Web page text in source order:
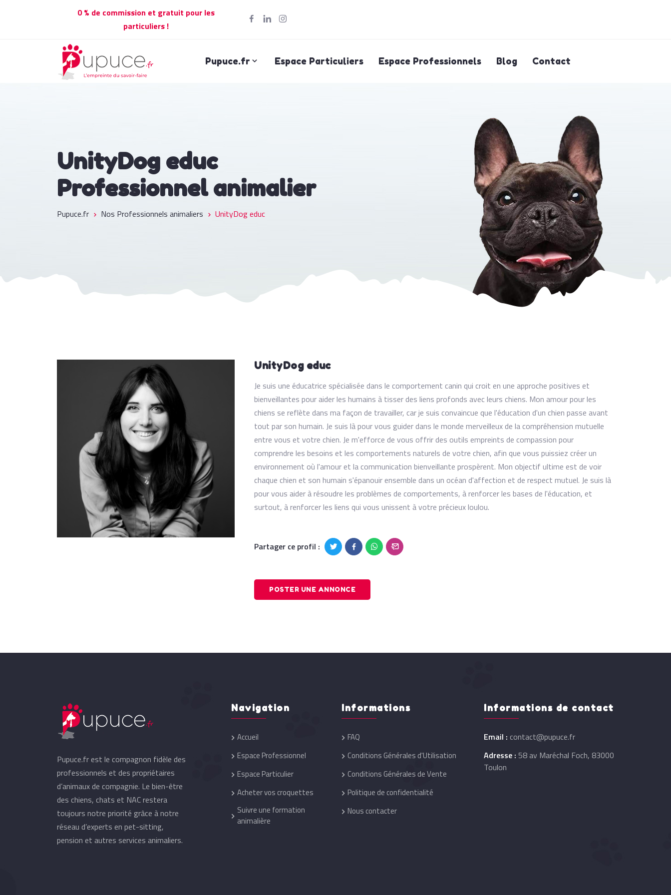
0 % de commission et gratuit pour les
particuliers !
Pupuce.fr Espace Particuliers Espace Professionnels Blog Contact
UnityDog educ
Professionnel animalier
Pupuce.fr Nos Professionnels animaliers UnityDog educ
UnityDog educ
Je suis une éducatrice spécialisée dans le comportement canin qui croit en une approche positives et
bienveillantes pour aider les humains à tisser des liens profonds avec leurs chiens. Mon amour pour les
chiens se reflète dans ma façon de travailler, car je suis convaincue que l'éducation d'un chien passe avant
tout par son humain. Je suis là pour vous guider dans le monde merveilleux de la compréhension mutuelle
entre vous et votre chien. Je m'efforce de vous offrir des outils empreints de compassion pour
comprendre les besoins et les comportements naturels de votre chien, afin que vous puissiez créer un
environnement où l'amour et la communication bienveillante prospèrent. Mon objectif ultime est de voir
chaque chien et son humain s'épanouir ensemble dans un océan d'affection et de respect mutuel. Je suis là
pour vous aider à résoudre les problèmes de comportements, à renforcer les bases de l'éducation, et
surtout, à renforcer les liens qui vous unissent à votre précieux loulou.
Partager ce profil :
POSTER UNE ANNONCE
Pupuce.fr est le compagnon fidèle des
professionnels et des propriétaires
d’animaux de compagnie. Le bien-être
des chiens, chats et NAC restera
toujours notre priorité grâce à notre
réseau d’experts en pet-sitting,
pension et autres services animaliers.
Navigation
Accueil
Espace Professionnel
Espace Particulier
Acheter vos croquettes
Suivre une formation
animalière
Informations
FAQ
Conditions Générales d'Utilisation
Conditions Générales de Vente
Politique de confidentialité
Nous contacter
Informations de contact
Email : contact@pupuce.fr
Adresse : 58 av Maréchal Foch, 83000
Toulon